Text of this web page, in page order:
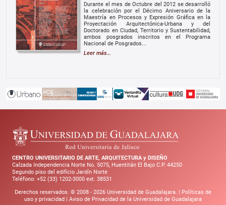
Durante el mes de Octubre del 2012 se desarrolló
la celebración por el Décimo Aniversario de la
Maestría en Procesos y Expresión Gráfica en la
Proyectación Arquitectónica-Urbana y del
Doctorado en Ciudad, Territorio y Sustentabilidad,
ambos posgrados inscritos en el Programa
Nacional de Posgrados...
Leer más…
CENTRO UNIVERSITARIO DE ARTE, ARQUITECTURA y DISEÑO
Calzada Independencia Norte No. 5075, Huentitán El Bajo C.P. 44250
Segundo piso del edificio Jardín Norte
Teléfono: +52 (33) 1202-3000 ext. 38531
Derechos reservados. © 2008 - 2026 Universidad de Guadalajara. | Políticas de
uso y privacidad | Aviso de Privacidad de la Universidad de Guadalajara